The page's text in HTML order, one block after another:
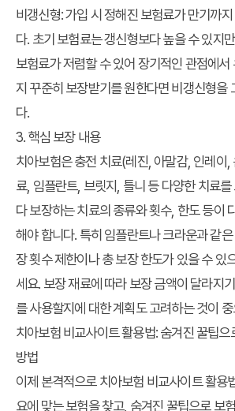
비갱신형:가입 시 정해진 보험료가 만기까
다. 초기 보험료는 갱신형보다 높을 수 있지
보험료가 저렴할 수 있어 장기적인 관점에서
지 꾸준히 보장받기를 원한다면 비갱신형을
다.
3. 핵심 보장 내용
치아보험은 충전 치료(레진, 아말감, 인레이,
료, 임플란트, 브릿지, 틀니 등 다양한 치료
다 보장하는 치료의 종류와 횟수, 한도 등이
해야 합니다. 특히 임플란트나 크라운과 같
장 횟수 제한이나 총 보장 한도가 있을 수 있
세요. 보장 재료에 따라 보장 금액이 달라지
를 사용할지에 대한 계획도 고려하는 것이
치아보험 비교사이트 활용법: 숨겨진 꿀팁
방법
이제 본격적으로치아보험 비교사이트 활용
요에 맞는 보험을 찾고, 숨겨진 꿀팁으로 보